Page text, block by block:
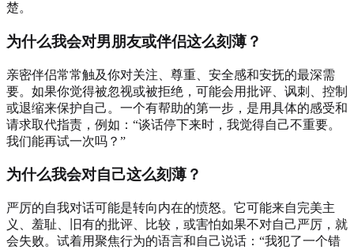
楚。
为什么我会对男朋友或伴侣这么刻薄？
亲密伴侣常常触及你对关注、尊重、安全感和安抚的最深需
要。如果你觉得被忽视或被拒绝，可能会用批评、讽刺、控制
或退缩来保护自己。一个有帮助的第一步，是用具体的感受和
请求取代指责，例如：“谈话停下来时，我觉得自己不重要。
我们能再试一次吗？”
为什么我会对自己这么刻薄？
严厉的自我对话可能是转向内在的愤怒。它可能来自完美主
义、羞耻、旧有的批评、比较，或害怕如果不对自己严厉，就
会失败。试着用聚焦行为的语言和自己说话：“我犯了一个错